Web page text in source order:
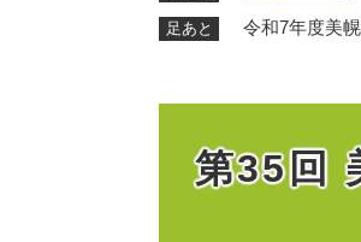
足あと 令和7年度美
第35回